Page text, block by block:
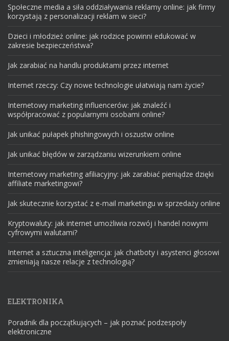
Społeczne media a siła oddziaływania reklamy online: jak firmy
korzystają z personalizacji reklam w sieci?
Dzieci i młodzież online: jak rodzice powinni edukować w
zakresie bezpieczeństwa?
Jak zarabiać na handlu produktami przez internet
Internet rzeczy: Czy nowe technologie ułatwiają nam życie?
Internetowy marketing influencerów: jak znaleźć i
współpracować z popularnymi osobami online?
Jak unikać pułapek phishingowych i oszustw online
Jak unikać błędów w zarządzaniu wizerunkiem online
Internetowy marketing afiliacyjny: jak zarabiać pieniądze dzięki
affiliate marketingowi?
Jak skutecznie korzystać z e-mail marketingu w sprzedaży online
Kryptowaluty: jak internet umożliwia rozwój i handel nowymi
cyfrowymi walutami?
Internet a sztuczna inteligencja: jak chatboty i asystenci głosowi
zmieniają nasze relacje z technologią?
ELEKTRONIKA
Poradnik dla początkujących – jak poznać podzespoły
elektroniczne